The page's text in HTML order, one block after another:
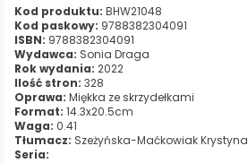
Kod produktu: BHW21048
Kod paskowy: 9788382304091
ISBN: 9788382304091
Wydawca: Sonia Draga
Rok wydania: 2022
Ilość stron: 328
Oprawa: Miękka ze skrzydełkami
Format: 14.3x20.5cm
Waga: 0.41
Tłumacz: Szeżyńska-Maćkowiak Krystyna
Seria: